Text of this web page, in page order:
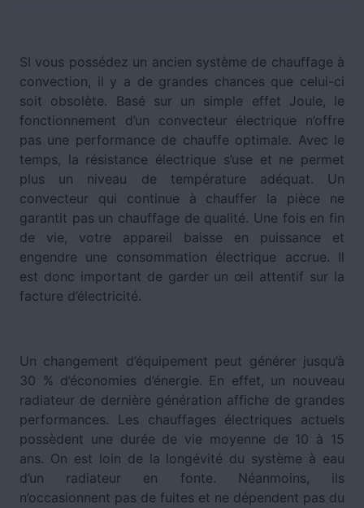
SI vous possédez un ancien système de chauffage à
convection, il y a de grandes chances que celui-ci
soit obsolète. Basé sur un simple effet Joule, le
fonctionnement d’un convecteur électrique n’offre
pas une performance de chauffe optimale. Avec le
temps, la résistance électrique s’use et ne permet
plus un niveau de température adéquat. Un
convecteur qui continue à chauffer la pièce ne
garantit pas un chauffage de qualité. Une fois en fin
de vie, votre appareil baisse en puissance et
engendre une consommation électrique accrue. Il
est donc important de garder un œil attentif sur la
facture d’électricité.
Un changement d’équipement peut générer jusqu’à
30 % d’économies d’énergie. En effet, un nouveau
radiateur de dernière génération affiche de grandes
performances. Les chauffages électriques actuels
possèdent une durée de vie moyenne de 10 à 15
ans. On est loin de la longévité du système à eau
d’un radiateur en fonte. Néanmoins, ils
n’occasionnent pas de fuites et ne dépendent pas du